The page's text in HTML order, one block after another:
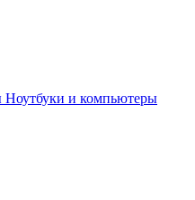
Ноутбуки и компьютеры